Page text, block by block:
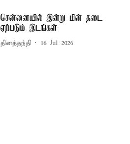
சென்னையில் இன்று மின் தடை
ஏற்படும் இடங்கள்
தினத்தந்தி 16 Jul 2026